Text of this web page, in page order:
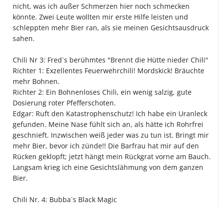
nicht, was ich außer Schmerzen hier noch schmecken
könnte. Zwei Leute wollten mir erste Hilfe leisten und
schleppten mehr Bier ran, als sie meinen Gesichtsausdruck
sahen.
Chili Nr 3: Fred`s berühmtes "Brennt die Hütte nieder Chili"
Richter 1: Exzellentes Feuerwehrchili! Mordskick! Bräuchte
mehr Bohnen.
Richter 2: Ein Bohnenloses Chili, ein wenig salzig, gute
Dosierung roter Pfefferschoten.
Edgar: Ruft den Katastrophenschutz! Ich habe ein Uranleck
gefunden. Meine Nase fühlt sich an, als hätte ich Rohrfrei
geschnieft. Inzwischen weiß jeder was zu tun ist. Bringt mir
mehr Bier, bevor ich zünde!! Die Barfrau hat mir auf den
Rücken geklopft; jetzt hängt mein Rückgrat vorne am Bauch.
Langsam krieg ich eine Gesichtslähmung von dem ganzen
Bier.
Chili Nr. 4: Bubba`s Black Magic